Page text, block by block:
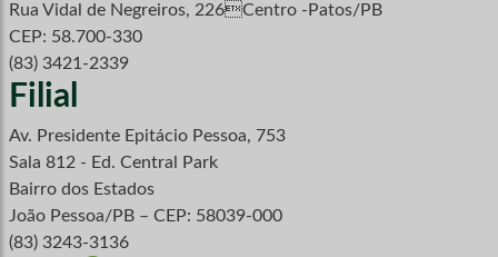
Rua Vidal de Negreiros, 226Centro -Patos/PB
CEP: 58.700-330
(83) 3421-2339
Filial
Av. Presidente Epitácio Pessoa, 753
Sala 812 - Ed. Central Park
Bairro dos Estados
João Pessoa/PB – CEP: 58039-000
(83) 3243-3136